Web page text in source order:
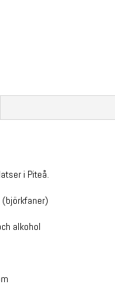
i Piteå.
(björkfaner)
alkohol